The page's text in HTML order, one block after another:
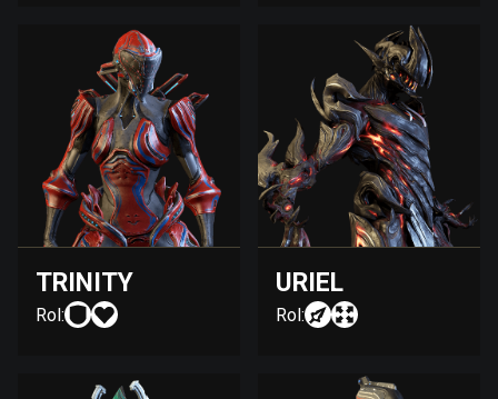
TRINITY
Rol:
URIEL
Rol: